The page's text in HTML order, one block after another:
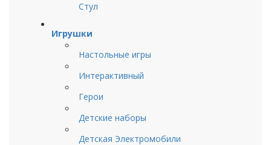
Стул
Игрушки
Настольные игры
Интерактивный
Герои
Детские наборы
Детская Электромобили